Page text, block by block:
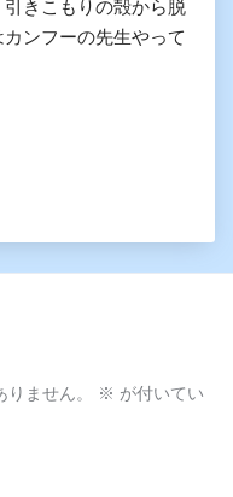
きこもりの殻から脱
ンフーの先生やって
ません。 ※ が付いてい